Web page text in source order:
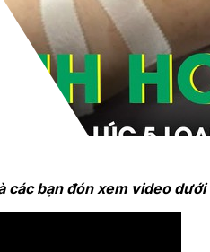
các bạn đón xem video dưới